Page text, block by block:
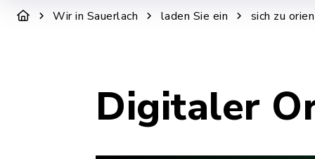
Wir in Sauerlach laden Sie ein sich zu
Digitaler